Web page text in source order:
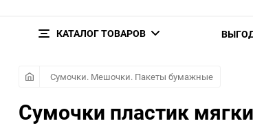
КАТАЛОГ ТОВАРОВ
Сумочки. Мешочки. Пакеты бумажные
Сумочки пластик